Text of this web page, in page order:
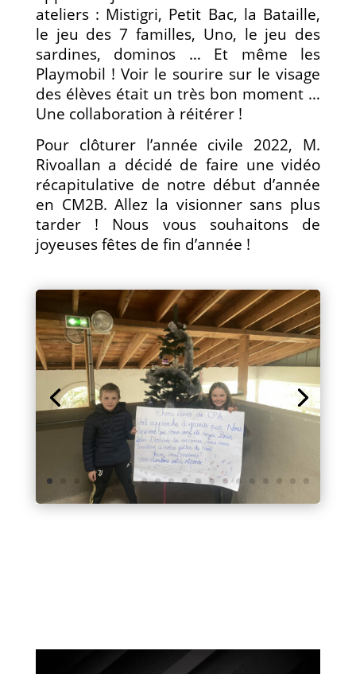
ateliers : Mistigri, Petit Bac, la Bataille,
le jeu des 7 familles, Uno, le jeu des
sardines, dominos … Et même les
Playmobil ! Voir le sourire sur le visage
des élèves était un très bon moment …
Une collaboration à réitérer !
Pour clôturer l’année civile 2022, M.
Rivoallan a décidé de faire une vidéo
récapitulative de notre début d’année
en CM2B. Allez la visionner sans plus
tarder ! Nous vous souhaitons de
joyeuses fêtes de fin d’année !